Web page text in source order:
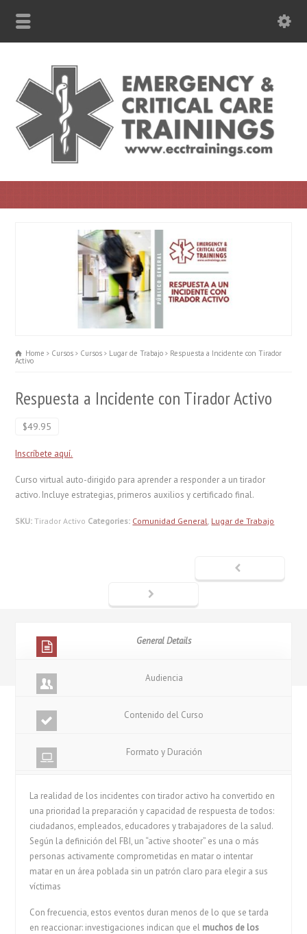
Home Cursos Cursos Lugar de Trabajo Respuesta a Incidente con Tirador
Activo
Respuesta a Incidente con Tirador Activo
$49.95
Inscríbete aquí.
Curso virtual auto-dirigido para aprender a responder a un tirador
activo. Incluye estrategias, primeros auxilios y certificado final.
SKU: Tirador Activo Categories: Comunidad General Lugar de Trabajo
General Details
Audiencia
Contenido del Curso
Formato y Duración
La realidad de los incidentes con tirador activo ha convertido en
una prioridad la preparación y capacidad de respuesta de todos:
ciudadanos, empleados, educadores y trabajadores de la salud.
Según la definición del FBI, un “active shooter” es una o más
personas activamente comprometidas en matar o intentar
matar en un área poblada sin un patrón claro para elegir a sus
víctimas
Con frecuencia, estos eventos duran menos de lo que se tarda
en reaccionar: investigaciones indican que el muchos de los